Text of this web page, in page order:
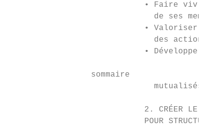
• Faire vivre
de ses
• Valoriser
des actions
• Développer
                 sommaire
mutualisés
2. CRÉER LE
POUR